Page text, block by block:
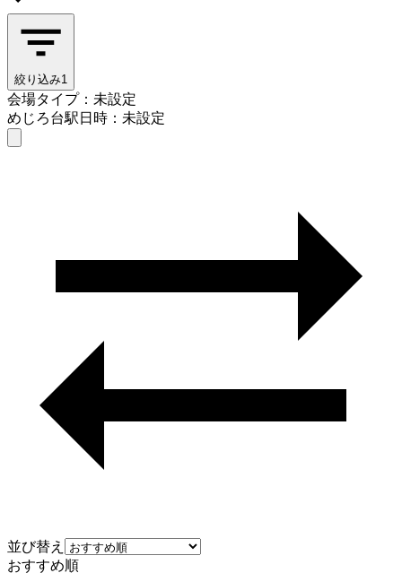
絞り込み1
会場タイプ：未設定
めじろ台駅日時：未設定
並び替え
おすすめ順